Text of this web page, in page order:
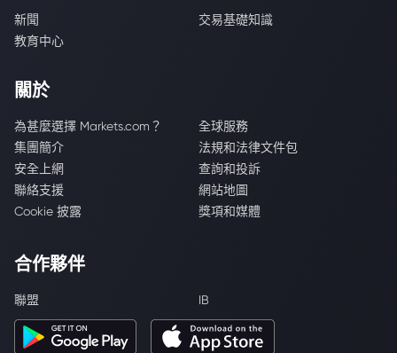
新聞
交易基礎知識
教育中心
關於
為甚麼選擇 Markets.com？
全球服務
集團簡介
法規和法律文件包
安全上網
查詢和投訴
聯絡支援
網站地圖
Cookie 披露
獎項和媒體
合作夥伴
聯盟 IB